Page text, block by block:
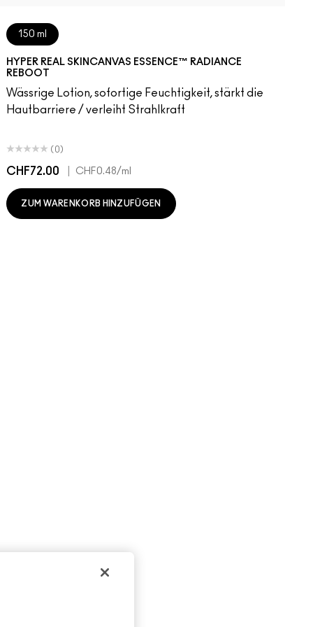
150 ml
HYPER REAL SKINCANVAS ESSENCE™ RADIANCE
REBOOT
Wässrige Lotion, sofortige Feuchtigkeit, stärkt die
Hautbarriere / verleiht Strahlkraft
(0)
CHF72.00 CHF0.48/ml
ZUM WARENKORB HINZUFÜGEN